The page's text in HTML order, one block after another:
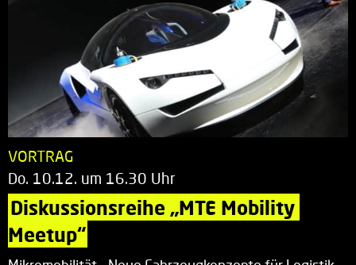
VORTRAG
Do. 10.12. um 16.30 Uhr
Diskussionsreihe „MTE Mobility
Meetup“